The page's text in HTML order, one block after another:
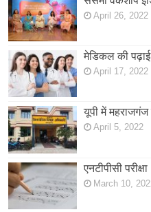
April 26, 2022
मेडिकल की
April 17, 2022
यूपी में
April 5, 2022
एनटीपीसी
March 10,